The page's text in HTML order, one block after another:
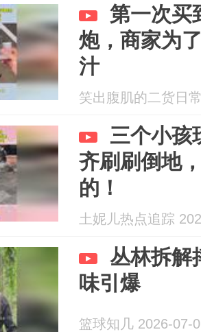
第一次买
炮，商家为
汁
笑出腹肌的二货日
三个小孩
齐刷刷倒地
的！
土妮儿热点追踪
丛林拆解
味引爆
篮球知几 2026-07-